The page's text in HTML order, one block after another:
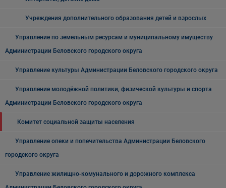
Учреждения дополнительного образования детей и взрослых
Управление по земельным ресурсам и муниципальному имуществу
Администрации Беловского городского округа
Управление культуры Администрации Беловского городского округа
Управление молодёжной политики, физической культуры и спорта
Администрации Беловского городского округа
Комитет социальной защиты населения
Управление опеки и попечительства Администрации Беловского
городского округа
Управление жилищно-комунального и дорожного комплекса